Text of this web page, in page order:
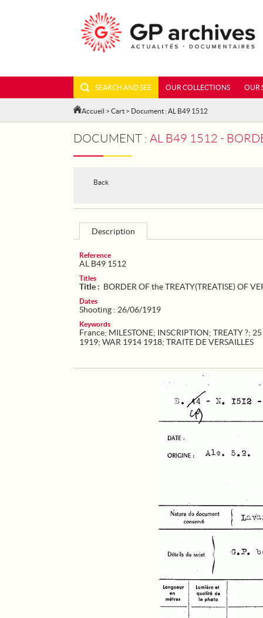
SEARCH AND SEE OUR COLLECTIONS OUR
Accueil > Cart > Document : AL B49 1512
DOCUMENT : AL B49 1512 -
Back
Description
Reference
AL B49 1512
Titles
Title : BORDER OF the TREATY(TREATISE) OF
Dates
Shooting : 26/06/1919
Keywords
France; MILESTONE; INSCRIPTION; TREATY ?;
1919; WAR 1914 1918; TRAITE DE VERSAILLES